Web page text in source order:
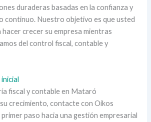
duraderas basadas en la confianza y
continuo. Nuestro objetivo es que usted
crecer su empresa mientras
del control fiscal, contable y
fiscal y contable en Mataró
crecimiento, contacte con Oikos
paso hacia una gestión empresarial